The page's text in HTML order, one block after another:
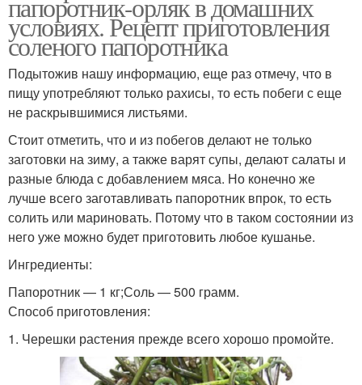
условиях. Рецепт приготовления
соленого папоротника
Подытожив нашу информацию, еще раз отмечу, что в
пищу употребляют только рахисы, то есть побеги с еще
не раскрывшимися листьями.
Стоит отметить, что и из побегов делают не только
заготовки на зиму, а также варят супы, делают салаты и
разные блюда с добавлением мяса. Но конечно же
лучше всего заготавливать папоротник впрок, то есть
солить или мариновать. Потому что в таком состоянии из
него уже можно будет приготовить любое кушанье.
Ингредиенты:
Папоротник — 1 кг;Соль — 500 грамм.
Способ приготовления:
1. Черешки растения прежде всего хорошо промойте.